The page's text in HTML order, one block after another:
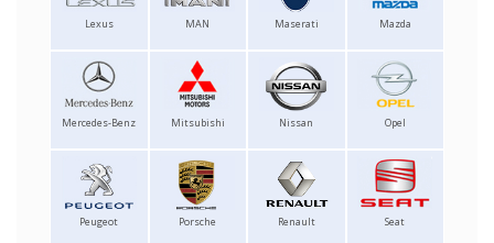
Lexus MAN Maserati Mazda
Mercedes-Benz Mitsubishi Nissan Opel
Peugeot Porsche Renault Seat